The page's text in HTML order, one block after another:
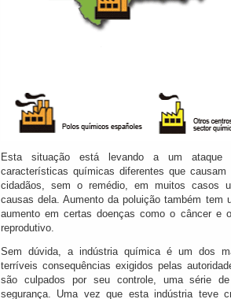
Esta situação está levando a um ataque
características químicas diferentes que causam
cidadãos, sem o remédio, em muitos casos
causas dela. Aumento da poluição também tem
aumento em certas doenças como o câncer e
reprodutivo.
Sem dúvida, a indústria química é um dos
terríveis consequências exigidos pelas
são culpados por seu controle, uma série
segurança. Uma vez que esta indústria teve